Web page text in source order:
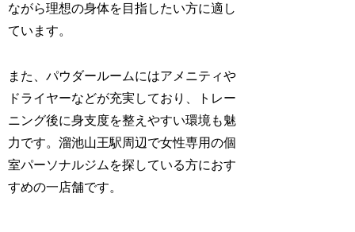
ながら理想の身体を目指したい方に適し
ています。
また、パウダールームにはアメニティや
ドライヤーなどが充実しており、トレー
ニング後に身支度を整えやすい環境も魅
力です。溜池山王駅周辺で女性専用の個
室パーソナルジムを探している方におす
すめの一店舗です。